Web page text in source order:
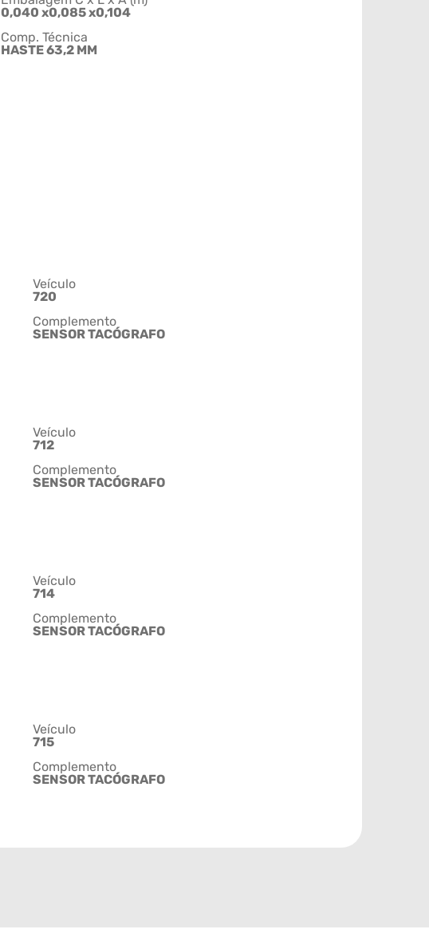
0,040 x0,085 x0,104
Comp. Técnica
HASTE 63,2 MM
Veículo
720
Complemento
SENSOR TACÓGRAFO
Veículo
712
Complemento
SENSOR TACÓGRAFO
Veículo
714
Complemento
SENSOR TACÓGRAFO
Veículo
715
Complemento
SENSOR TACÓGRAFO